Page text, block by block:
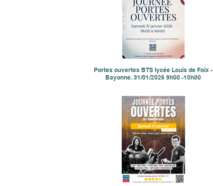
Portes ouvertes BTS lycée Louis de Foix -
Bayonne. 31/01/2026 9h00 -10h00